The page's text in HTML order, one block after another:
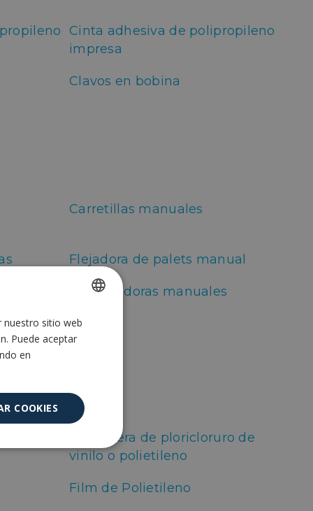
Cinta adhesiva de polipropileno
impresa
Clavos en bobina
Carretillas manuales
Flejadora de palets manual
Precintadoras manuales
Cantonera de ploricloruro de
vinilo o polietileno
Film de Polietileno
SPANISH
ENGLISH
nuestro sitio web
Puede aceptar
en
COOKIES
Cookies no